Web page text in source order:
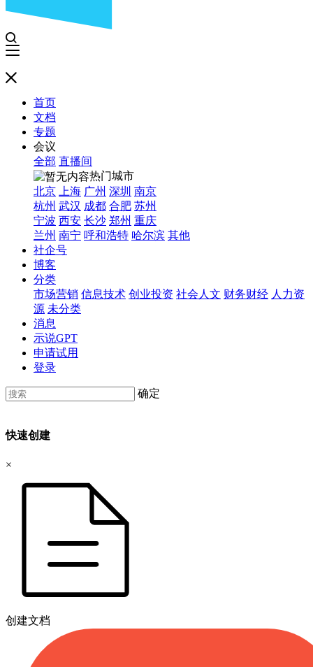
首页
文档
专题
会议
全部 直播间
热门城市
北京
上海 广州 深圳 南京
杭州 武汉 成都 合肥 苏州
宁波 西安 长沙 郑州 重庆
兰州 南宁 呼和浩特 哈尔滨 其他
社企号
博客
分类
市场营销 信息技术 创业投资 社会人文 财务财经 人力资
源 未分类
消息
示说GPT
申请试用
登录
确定
快速创建
×
创建文档